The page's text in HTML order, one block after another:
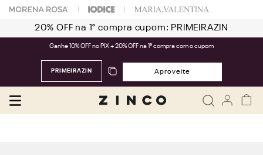
20% OFF na 1° compra cupom: PRIMEIRAZIN
Ganhe 10% OFF no PIX + 20% OFF na 1ª compra com o cupom
PRIMEIRAZIN Aproveite